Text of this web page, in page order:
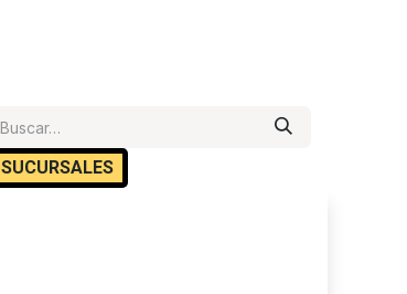
Cita Contáctanos
SUCURSA​​LES